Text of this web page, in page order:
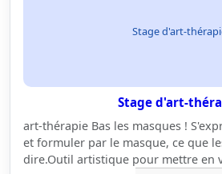
Stage d'art-
Stage d'art-
art-thérapie Bas les masques !
et formuler par le masque, ce que
dire.Outil artistique pour mettre en